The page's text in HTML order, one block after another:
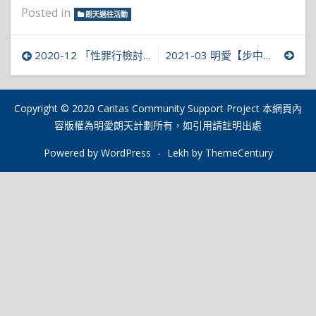
Posted in 朗天過往活動
文
章
導
2020-12 「性罪行檢討諮詢文件」討論會 2021-03 明愛【步中情線上行】步行籌款
Copyright © 2020 Caritas Community Support Project 本網頁內
容版權為明愛朗天計劃所有，如引用請註明出處
Powered by WordPress - Lekh by ThemeCentury